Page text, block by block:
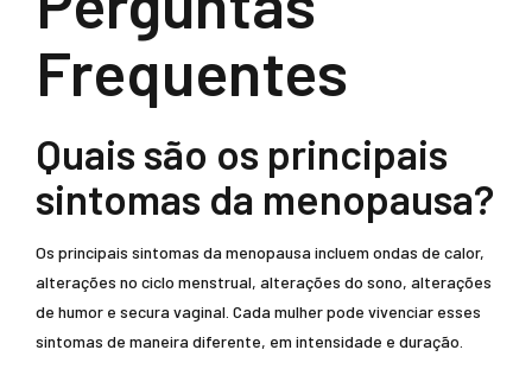
Frequentes
Quais são os principais
sintomas da menopausa?
Os principais sintomas da menopausa incluem ondas de calor,
alterações no ciclo menstrual, alterações do sono, alterações
de humor e secura vaginal. Cada mulher pode vivenciar esses
sintomas de maneira diferente, em intensidade e duração.